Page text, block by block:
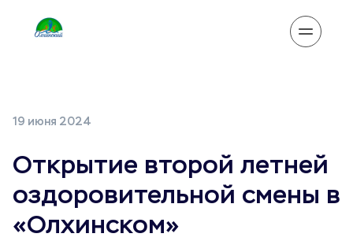
19 июня 2024
Открытие второй летней
оздоровительной смены в
«Олхинском»